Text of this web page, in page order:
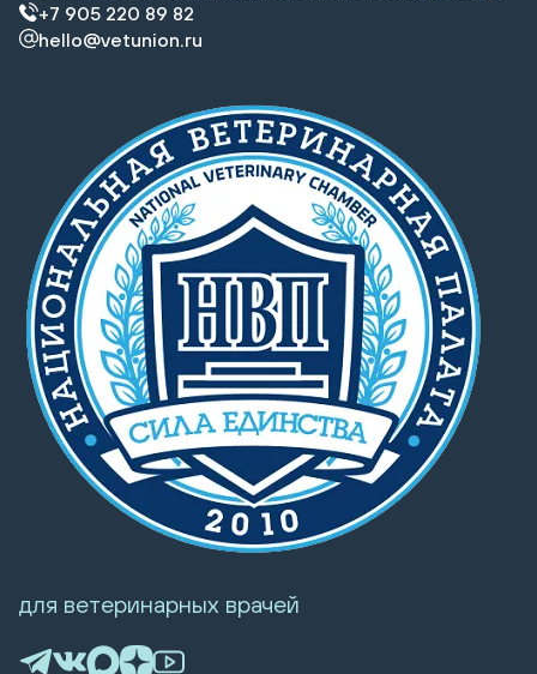
+7 905 220 89 82
hello@vetunion.ru
для ветеринарных врачей